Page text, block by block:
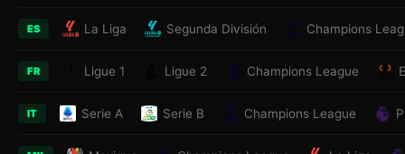
ES La Liga Segunda División Champions
FR Ligue 1 Ligue 2 Champions League
IT Serie A Serie B Champions League